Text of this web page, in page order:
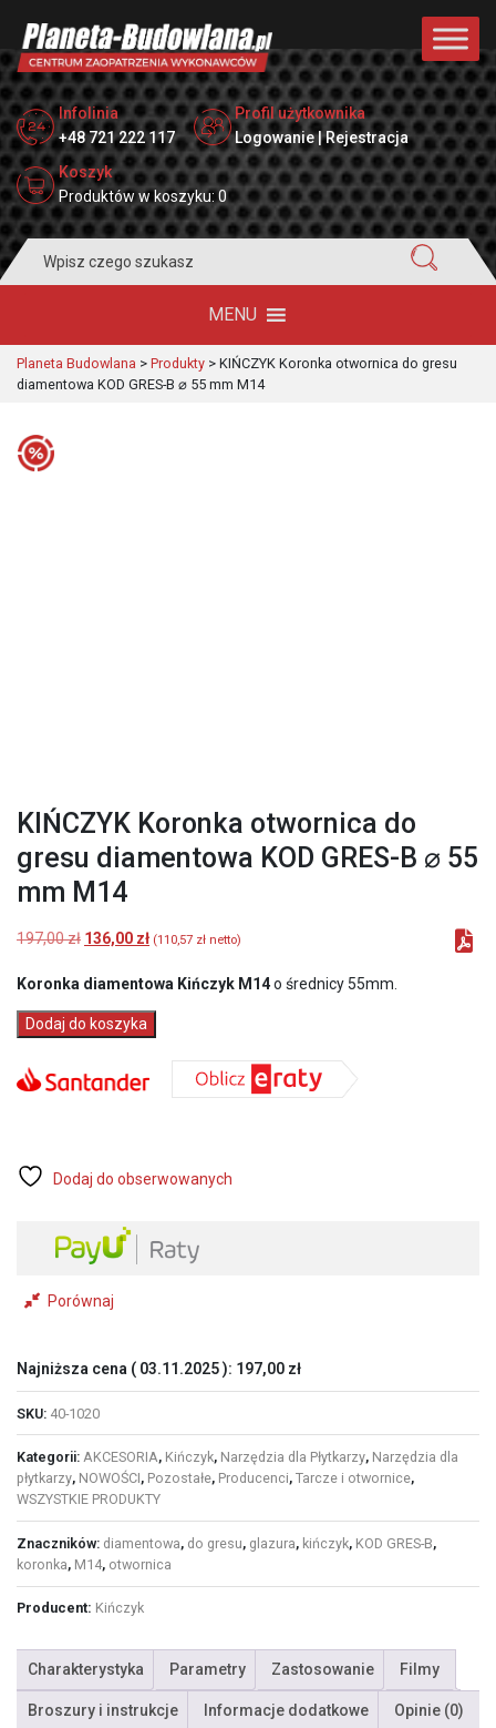
Infolinia
+48 721 222 117
Profil użytkownika
Logowanie | Rejestracja
Koszyk
Produktów w koszyku: 0
for:
MENU
Planeta Budowlana > Produkty > KIŃCZYK Koronka otwornica do gresu
diamentowa KOD GRES-B ⌀ 55 mm M14
KIŃCZYK Koronka otwornica do
gresu diamentowa KOD GRES-B ⌀ 55
mm M14
197,00zł Pierwotna
wynosiła:
136,00 złAktualna
wynosi:
(110,57 zł netto)
Koronka diamentowa Kińczyk M14o średnicy 55mm.
ilość
KIŃCZYK
otwornica
KOD
GRES-
M14
Dodaj do koszyka
Dodaj do obserwowanych
Porównaj
Najniższa cena ( 03.11.2025): 197,00 zł
SKU: 40-1020
Kategorii: AKCESORIA, Kińczyk, Narzędzia dla Płytkarzy, Narzędzia dla
płytkarzy, NOWOŚCI, Pozostałe, Producenci, Tarcze i otwornice,
WSZYSTKIE PRODUKTY
Znaczników: diamentowa, do gresu, glazura, kińczyk, KOD GRES-B,
koronka, M14, otwornica
Producent: Kińczyk
Charakterystyka Parametry Zastosowanie Filmy
Broszury i instrukcje Informacje dodatkowe Opinie (0)